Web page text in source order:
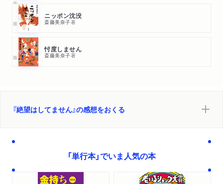
旧ソ連の女性兵士が戦場で体験したこと
沖縄返還の裏にあった日米と官民のズレ
関東大震災一〇〇年の年に読む「虐殺の背景」
一から学ぶイスラエルとパレスチナ
土偶をめぐるファクトチェックの意味
ニッポン沈没
斎藤美奈子著
忖度しません
斎藤美奈子著
『絶望はしてません』の感想をおくる
「単行本」でいま人気の本